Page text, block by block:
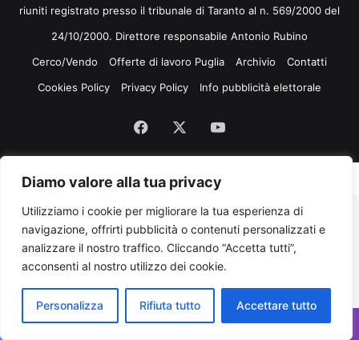
Diamo valore alla tua privacy
Utilizziamo i cookie per migliorare la tua esperienza di
navigazione, offrirti pubblicità o contenuti personalizzati e
analizzare il nostro traffico. Cliccando “Accetta tutti”,
acconsenti al nostro utilizzo dei cookie.
Personalizza Rifiuta tutto Accettare tutto
riuniti registrato presso il tribunale di Taranto al n. 569/2000 del
24/10/2000. Direttore responsabile Antonio Rubino
Cerco/Vendo
Offerte di lavoro Puglia Archivio
Contatti
Cookies Policy
Privacy Policy Info pubblicità elettorale
Facebook